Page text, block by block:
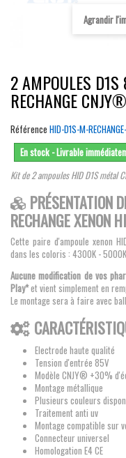
Agrandir
2 AMPOULES
RECHANGE CNJY®
Référence HID-D1S-M-
En stock - Livrable
Kit de 2 ampoules HID D1S métal
PRÉSENTATION
RECHANGE
Cette paire d'ampoule xenon
dans les coloris : 4300K -
Aucune modification de vos
Play*et vient simplement en
Le montage sera à faire avec
Electrode haute qualité
Tension d'entrée 85V
Modèle CNJY® +30%
Montage métallique
Plusieurs couleurs
Traitement anti uv
Montage compatible sur
Connecteur universel
Homologation E4 CE